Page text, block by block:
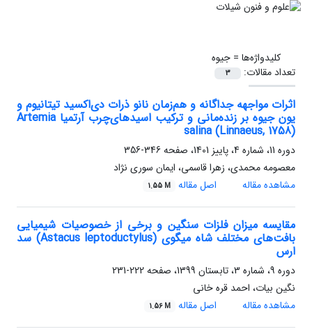
کلیدواژه‌ها =جیوه
تعداد مقالات:
3
اثرات مواجهه جداگانه و هم‌زمان نانو ذرات دی‌اکسید تیتانیوم و
یون جیوه بر زنده‌مانی و ترکیب اسیدهای‌چرب آرتمیا Artemia
salina (Linnaeus, 1758)
دوره 11، شماره 4، پاییز 1401، صفحه
346-356
معصومه محمدی، زهرا قاسمی، ایمان سوری نژاد
مشاهده مقاله
اصل مقاله 1.55 M
مقایسه میزان فلزات سنگین و برخی از خصوصیات شیمیایی
بافت‌های مختلف شاه میگوی (Astacus leptoductylus) سد
ارس
دوره 9، شماره 3، تابستان 1399، صفحه
222-231
نگین بیات، احمد قره خانی
مشاهده مقاله
اصل مقاله 1.56 M